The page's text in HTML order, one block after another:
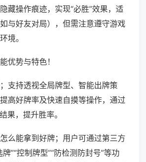
藏操作痕迹，实现“必胜”效果，适
与好友对局），但需注意遵守游戏
境。
优势与特色！
支持透视全局牌型、智能出牌策
高好牌率及快速自摸等操作，通过
果，提升胜率。
么能拿到好牌；用户可通过第三方
”“控制牌型”“防检测防封号”等功